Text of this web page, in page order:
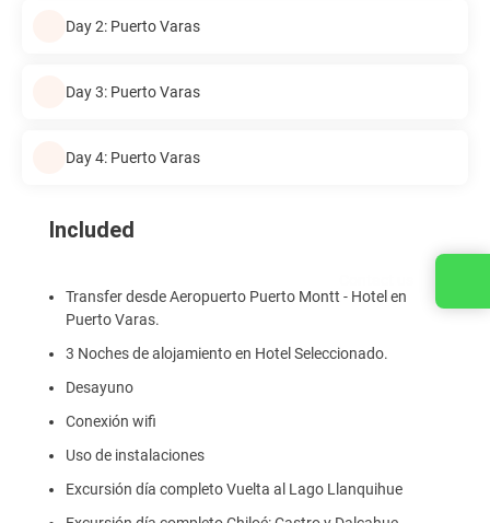
Day 2: Puerto Varas
Day 3: Puerto Varas
Day 4: Puerto Varas
Included
Transfer desde Aeropuerto Puerto Montt - Hotel en
Puerto Varas.
3 Noches de alojamiento en Hotel Seleccionado.
Desayuno
Conexión wifi
Uso de instalaciones
Excursión día completo Vuelta al Lago Llanquihue